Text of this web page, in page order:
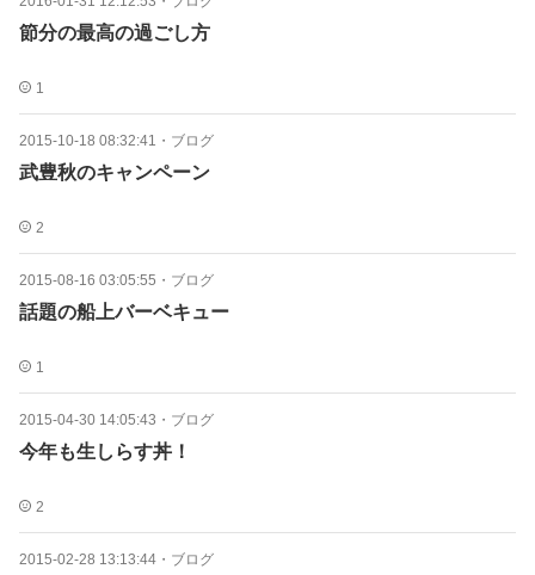
節分の最高の過ごし方
1
2015-10-18 08:32:41 ・ ブログ
武豊秋のキャンペーン
2
2015-08-16 03:05:55 ・ ブログ
話題の船上バーベキュー
1
2015-04-30 14:05:43 ・ ブログ
今年も生しらす丼！
2
2015-02-28 13:13:44 ・ ブログ